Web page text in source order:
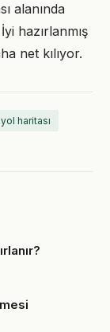
alanında
hazırlanmış
net kılıyor.
haritası